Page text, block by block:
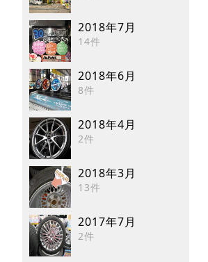
2018年7月
14件
2018年6月
8件
2018年4月
2件
2018年3月
13件
2017年7月
2件